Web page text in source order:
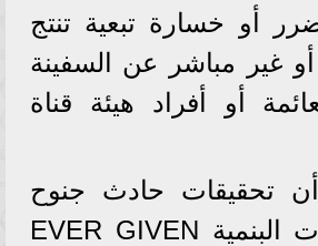
أو خسارة تبعية تنتج
غير مباشر عن السفينة
أو أفراد هيئة قناة
تحقيقات حادث جنوح
سفينة الحاويات البنمية EVER GIVEN